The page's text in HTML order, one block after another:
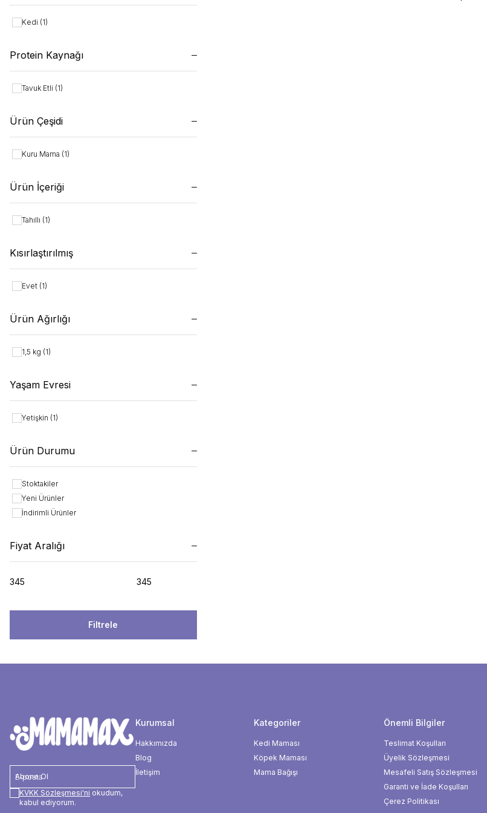
Kedi (1)
Protein Kaynağı
Tavuk Etli (1)
Ürün Çeşidi
Kuru Mama (1)
Ürün İçeriği
Tahıllı (1)
Kısırlaştırılmış
Evet (1)
Ürün Ağırlığı
1,5 kg (1)
Yaşam Evresi
Yetişkin (1)
Ürün Durumu
Stoktakiler
Yeni Ürünler
İndirimli Ürünler
Fiyat Aralığı
Filtrele
Abone Ol
KVKK Sözleşmesi'ni okudum,
kabul ediyorum.
Kurumsal
Hakkımızda
Blog
İletişim
Kategoriler
Kedi Maması
Köpek Maması
Mama Bağışı
Önemli Bilgiler
Teslimat Koşulları
Üyelik Sözleşmesi
Mesafeli Satış Sözleşmesi
Garanti ve İade Koşulları
Çerez Politikası